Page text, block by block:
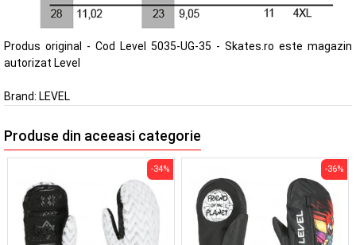
Produs original - Cod Level 5035-UG-35 - Skates.ro este magazin
autorizat Level
Brand: LEVEL
Produse din aceeasi categorie
-34% -36%